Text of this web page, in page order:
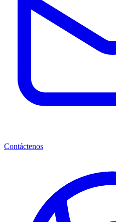
Contáctenos